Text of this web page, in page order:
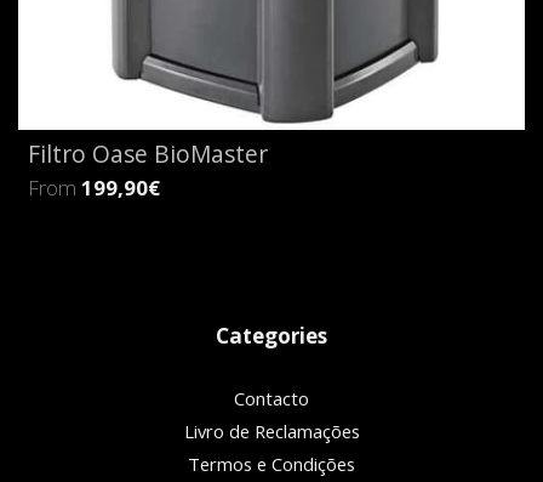
Filtro Oase BioMaster
From 199,90€
Categories
Contacto
Livro de Reclamações
Termos e Condições